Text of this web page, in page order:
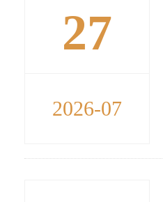
27
2026-07